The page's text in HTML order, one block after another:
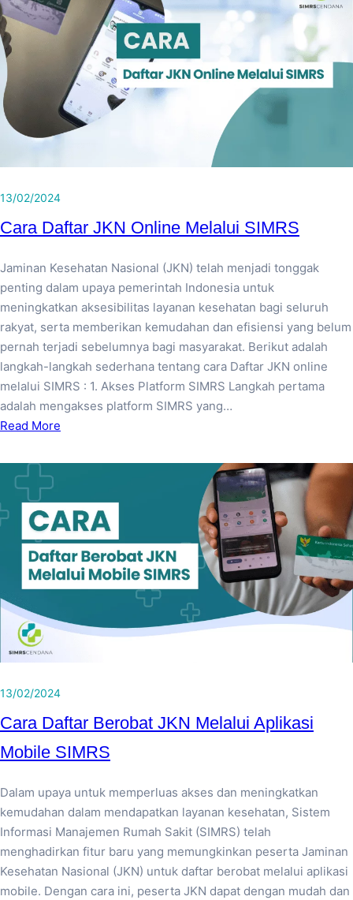
13/02/2024
Cara Daftar JKN Online Melalui SIMRS
Jaminan Kesehatan Nasional (JKN) telah menjadi tonggak
penting dalam upaya pemerintah Indonesia untuk
meningkatkan aksesibilitas layanan kesehatan bagi seluruh
rakyat, serta memberikan kemudahan dan efisiensi yang belum
pernah terjadi sebelumnya bagi masyarakat. Berikut adalah
langkah-langkah sederhana tentang cara Daftar JKN online
melalui SIMRS : 1. Akses Platform SIMRS Langkah pertama
adalah mengakses platform SIMRS yang…
Read More
13/02/2024
Cara Daftar Berobat JKN Melalui Aplikasi
Mobile SIMRS
Dalam upaya untuk memperluas akses dan meningkatkan
kemudahan dalam mendapatkan layanan kesehatan, Sistem
Informasi Manajemen Rumah Sakit (SIMRS) telah
menghadirkan fitur baru yang memungkinkan peserta Jaminan
Kesehatan Nasional (JKN) untuk daftar berobat melalui aplikasi
mobile. Dengan cara ini, peserta JKN dapat dengan mudah dan